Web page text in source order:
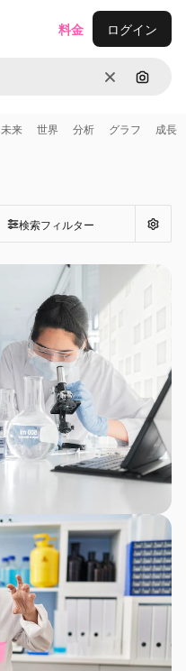
消去 画像で
料金 ログイン
未来 世界 分析 グラフ 成長
検索フィルター